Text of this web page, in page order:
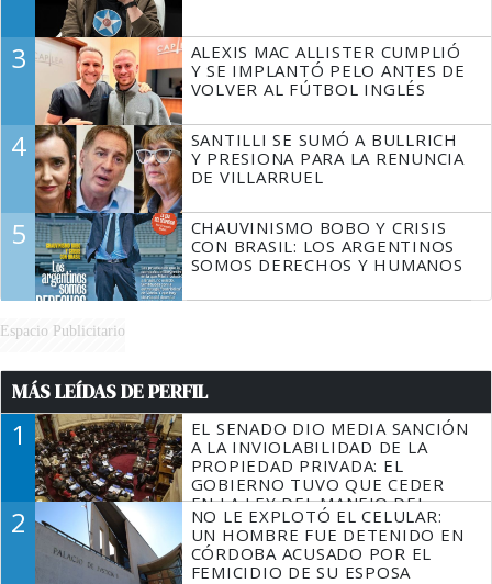
3
ALEXIS MAC ALLISTER CUMPLIÓ
Y SE IMPLANTÓ PELO ANTES DE
VOLVER AL FÚTBOL INGLÉS
4
SANTILLI SE SUMÓ A BULLRICH
Y PRESIONA PARA LA RENUNCIA
DE VILLARRUEL
5
CHAUVINISMO BOBO Y CRISIS
CON BRASIL: LOS ARGENTINOS
SOMOS DERECHOS Y HUMANOS
Espacio Publicitario
MÁS LEÍDAS DE PERFIL
1
EL SENADO DIO MEDIA SANCIÓN
A LA INVIOLABILIDAD DE LA
PROPIEDAD PRIVADA: EL
GOBIERNO TUVO QUE CEDER
EN LA LEY DEL MANEJO DEL
FUEGO
2
NO LE EXPLOTÓ EL CELULAR:
UN HOMBRE FUE DETENIDO EN
CÓRDOBA ACUSADO POR EL
FEMICIDIO DE SU ESPOSA